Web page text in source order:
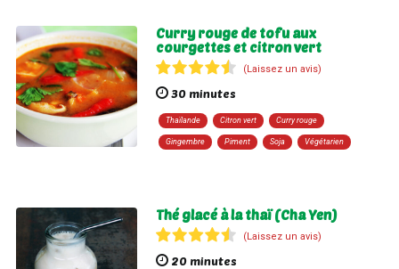
Curry rouge de tofu aux
courgettes et citron vert
(Laissez un avis)
30 minutes
Thaïlande Citron vert Curry rouge
Gingembre Piment Soja Végétarien
Thé glacé à la thaï (Cha Yen)
(Laissez un avis)
20 minutes